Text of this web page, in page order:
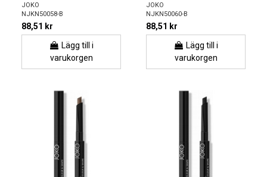
JOKO
NJKN50058-B
88,51 kr
Lägg till i
varukorgen
JOKO
NJKN50060-B
88,51 kr
Lägg till i
varukorgen